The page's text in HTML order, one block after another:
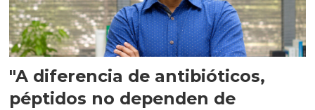
"A diferencia de antibióticos,
péptidos no dependen de